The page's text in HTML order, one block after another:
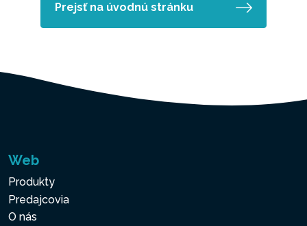
Prejsť na úvodnú stránku
Web
Produkty
Predajcovia
O nás